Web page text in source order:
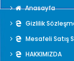
Anasayfa
Gizlilik
Mesafeli Satış
HAKKIMIZDA